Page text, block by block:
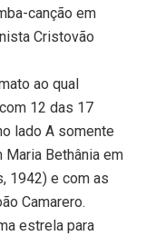
canção em
Cristovão
ao qual
12 das 17
lado A somente
Bethânia em
1942) e com as
Camarero.
estrela para